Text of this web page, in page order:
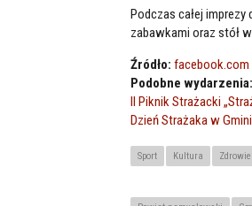
Podczas całej
zabawkami oraz stół
Źródło: facebook.com
Podobne wydarzenia:
II Piknik Strażacki
Dzień Strażaka w
Sport Kultura Zdrowie